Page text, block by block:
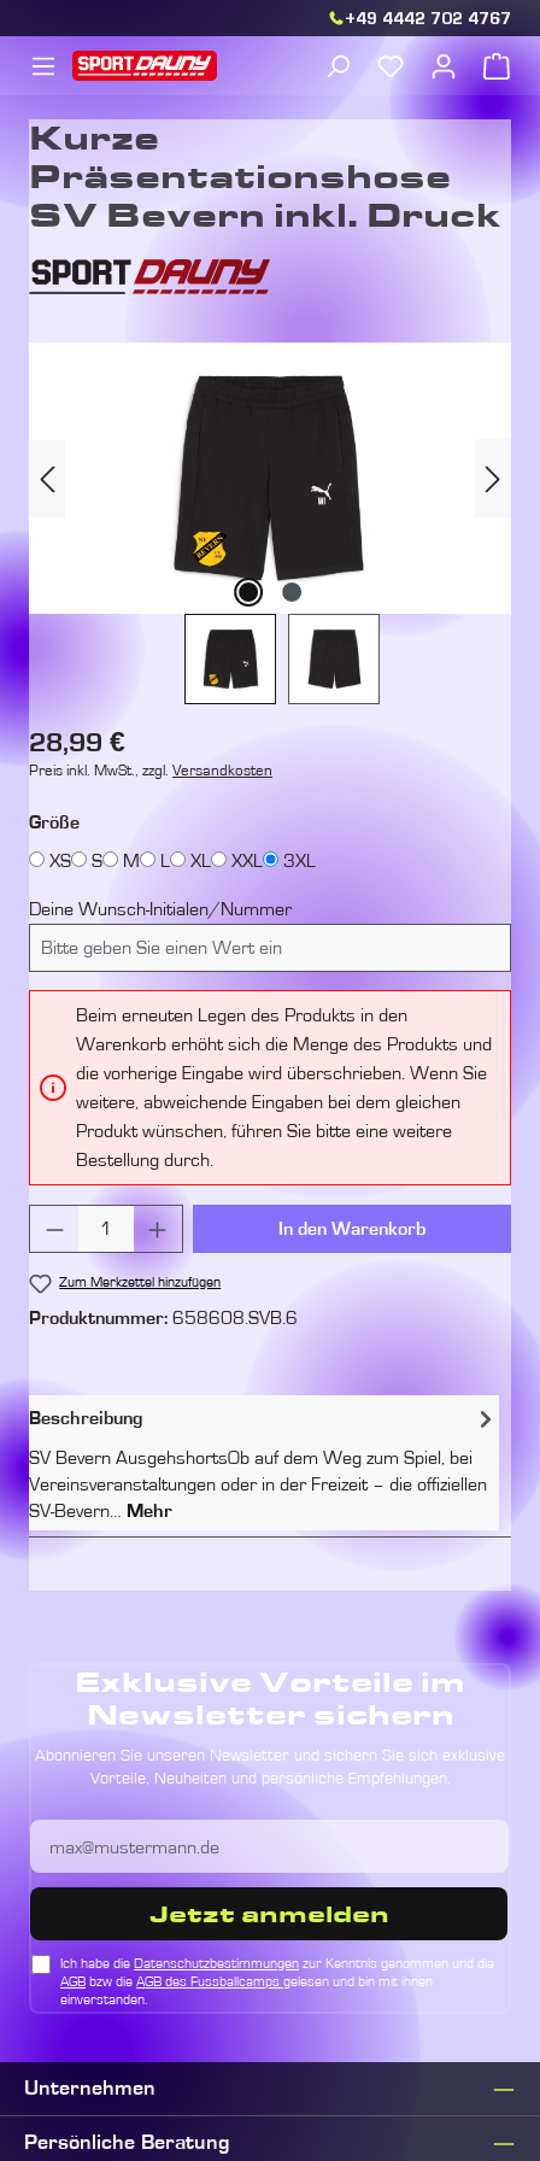
+49 4442 702 4767
Du hast 0
Kurze
Präsentationshose
SV Bevern inkl. Druck
Regulärer Preis:
28,99 €
Preis inkl. MwSt., zzgl. Versandkosten
Größeauswählen
XS
S M L XL XXL 3XL
Deine Wunsch-Initialen/Nummer
Beim erneuten Legen des Produkts in den
Warenkorb erhöht sich die Menge des Produkts und
die vorherige Eingabe wird überschrieben. Wenn Sie
weitere, abweichende Eingaben bei dem gleichen
Produkt wünschen, führen Sie bitte eine weitere
Bestellung durch.
Produkt Anzahl: Gib den gewünschten Wert
In den Warenkorb
Zum Merkzettel hinzufügen
Produktnummer: 658608.SVB.6
Beschreibung
SV Bevern AusgehshortsOb auf dem Weg zum Spiel, bei
Vereinsveranstaltungen oder in der Freizeit – die offiziellen
SV-Bevern… Mehr
Exklusive Vorteile im
Newsletter sichern
Abonnieren Sie unseren Newsletter und sichern Sie sich exklusive
Vorteile, Neuheiten und persönliche Empfehlungen.
Jetzt anmelden
Ich habe die Datenschutzbestimmungen zur Kenntnis genommen und die
AGB bzw die AGB des Fussballcamps gelesen und bin mit ihnen
einverstanden.
Unternehmen
Persönliche Beratung